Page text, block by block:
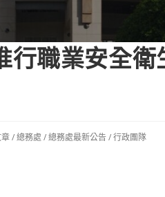
行職業安全
/總務處 /總務處最新公告/行政團隊